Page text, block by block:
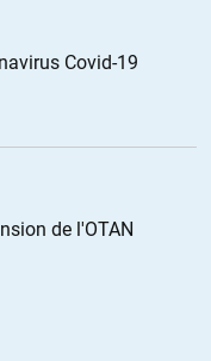
Covid-19
de l'OTAN